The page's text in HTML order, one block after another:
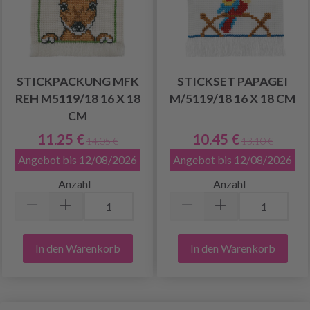
STICKPACKUNG MFK
REH M5119/18 16 X 18
CM
11.25 € 14.05 €
Angebot bis 12/08/2026
Anzahl
In den Warenkorb
STICKSET PAPAGEI
M/5119/18 16 X 18 CM
10.45 € 13.10 €
Angebot bis 12/08/2026
Anzahl
In den Warenkorb